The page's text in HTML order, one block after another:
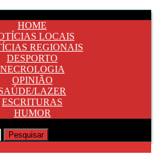
HOME
LOCAIS
REGIONAIS
DESPORTO
NECROLOGIA
OPINIÃO
LAZER
ESCRITURAS
HUMOR